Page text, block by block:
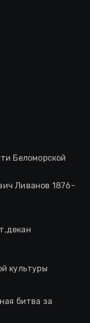
Беломорской
Ливанов 1876-
культуры
битва за